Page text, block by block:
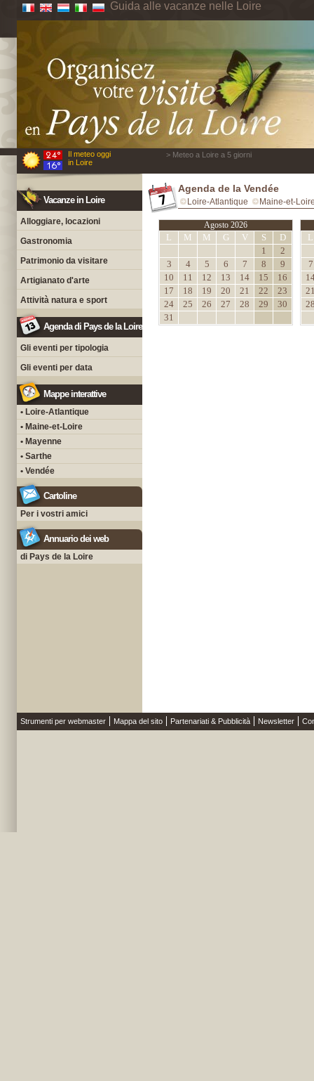
Guida alle vacanze nelle Loire
Il meteo oggi
in Loire
> Meteo a Loire a 5 giorni
Vacanze in Loire
Alloggiare, locazioni
Gastronomia
Patrimonio da visitare
Artigianato d'arte
Attività natura e sport
Agenda di Pays de la Loire
Gli eventi per tipologia
Gli eventi per data
Mappe interattive
• Loire-Atlantique
• Maine-et-Loire
• Mayenne
• Sarthe
• Vendée
Cartoline
Per i vostri amici
Annuario dei web
di Pays de la Loire
Agenda de la Vendée
Loire-Atlantique Maine-et-
Agosto 2026
L M M G V S
D
1
2
3
4 5 6 7 8
9
10
11 12 13 14 15
16
17
18 19 20 21 22
23
24
25 26 27 28 29
30
31
L
7
Strumenti per webmaster Mappa del sito Partenariati & Pubblicità Newsletter